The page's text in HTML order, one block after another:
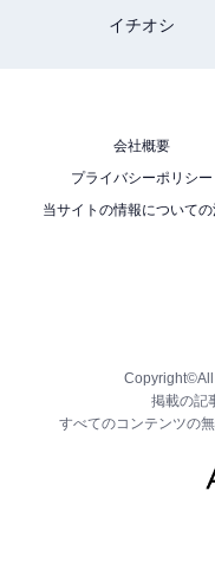
イチオシ
会社概要
プライバシーポリシー
当サイトの情報について
Copyright©All
掲載の記
すべてのコンテンツの